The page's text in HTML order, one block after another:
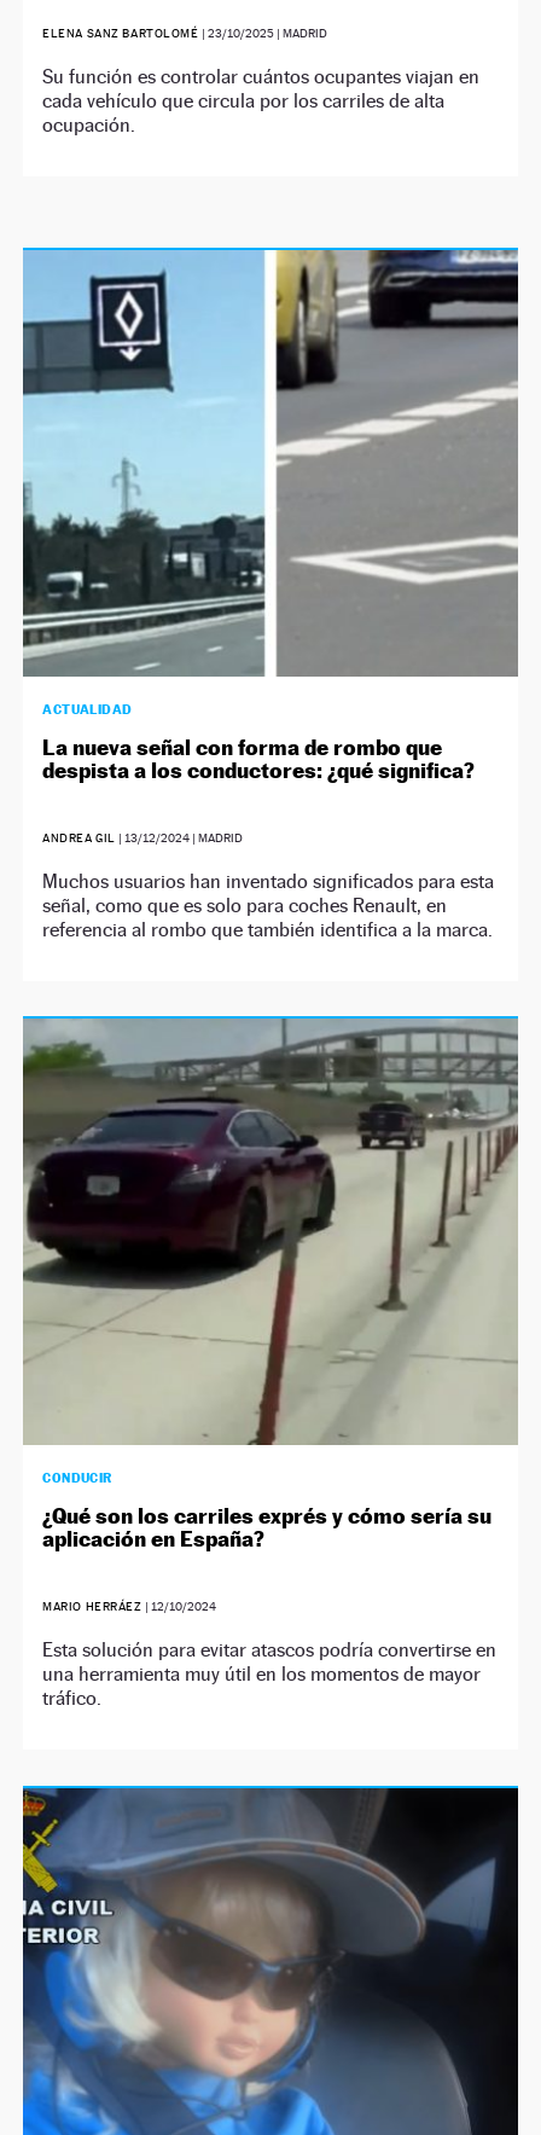
ELENA SANZ BARTOLOMÉ | 23/10/2025| MADRID
Su función es controlar cuántos ocupantes viajan en
cada vehículo que circula por los carriles de alta
ocupación.
ACTUALIDAD
La nueva señal con forma de rombo que
despista a los conductores: ¿qué significa?
ANDREA GIL | 13/12/2024| MADRID
Muchos usuarios han inventado significados para esta
señal, como que es solo para coches Renault, en
referencia al rombo que también identifica a la marca.
CONDUCIR
¿Qué son los carriles exprés y cómo sería su
aplicación en España?
MARIO HERRÁEZ | 12/10/2024
Esta solución para evitar atascos podría convertirse en
una herramienta muy útil en los momentos de mayor
tráfico.